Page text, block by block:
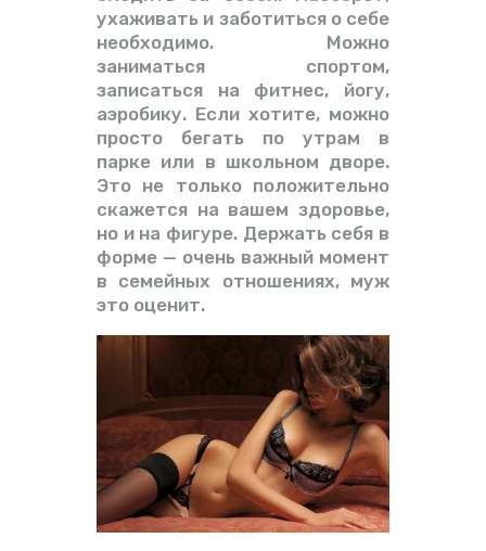
ухаживать и заботиться о себе
необходимо. Можно
заниматься спортом,
записаться на фитнес, йогу,
аэробику. Если хотите, можно
просто бегать по утрам в
парке или в школьном дворе.
Это не только положительно
скажется на вашем здоровье,
но и на фигуре. Держать себя в
форме — очень важный момент
в семейных отношениях, муж
это оценит.